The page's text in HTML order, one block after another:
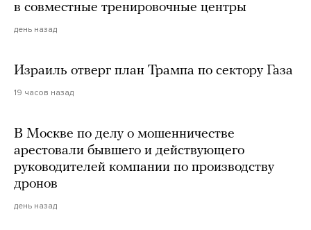
в совместные тренировочные центры
день назад
Израиль отверг план Трампа по сектору Газа
19 часов назад
В Москве по делу о мошенничестве
арестовали бывшего и действующего
руководителей компании по производству
дронов
день назад